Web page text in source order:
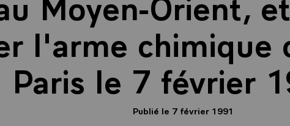
l'arme chimique
Paris le 7 février
Publié le 7 février 1991